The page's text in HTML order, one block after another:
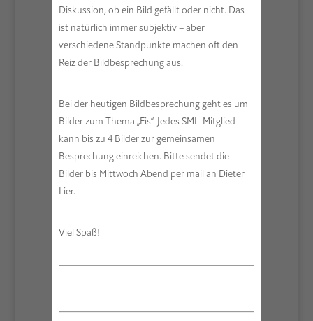
Diskussion, ob ein Bild gefällt oder nicht. Das
ist natürlich immer subjektiv – aber
verschiedene Standpunkte machen oft den
Reiz der Bildbesprechung aus.
Bei der heutigen Bildbesprechung geht es um
Bilder zum Thema „Eis“. Jedes SML-Mitglied
kann bis zu 4 Bilder zur gemeinsamen
Besprechung einreichen. Bitte sendet die
Bilder bis Mittwoch Abend per mail an Dieter
Lier.
Viel Spaß!